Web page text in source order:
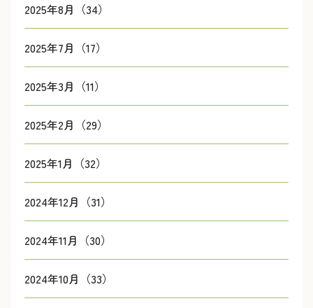
2025年8月（34）
2025年7月（17）
2025年3月（11）
2025年2月（29）
2025年1月（32）
2024年12月（31）
2024年11月（30）
2024年10月（33）